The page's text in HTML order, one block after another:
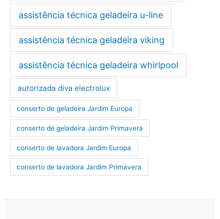
assistência técnica geladeira u-line
assistência técnica geladeira viking
assistência técnica geladeira whirlpool
autorizada diva electrolux
conserto de geladeira Jardim Europa
conserto de geladeira Jardim Primavera
conserto de lavadora Jardim Europa
conserto de lavadora Jardim Primavera